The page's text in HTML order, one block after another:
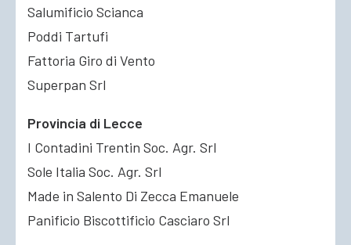
Salumificio Scianca
Poddi Tartufi
Fattoria Giro di Vento
Superpan Srl
Provincia di Lecce
I Contadini Trentin Soc. Agr. Srl
Sole Italia Soc. Agr. Srl
Made in Salento Di Zecca Emanuele
Panificio Biscottificio Casciaro Srl